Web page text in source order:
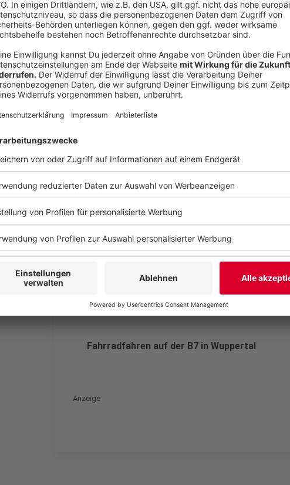
abgefahren.
Anzeige
Die Idee der Themenwoche
Anzeige
Die Straßennamen der B7
Fahrradfahren auf der B7 in Wuppertal
Anzeige